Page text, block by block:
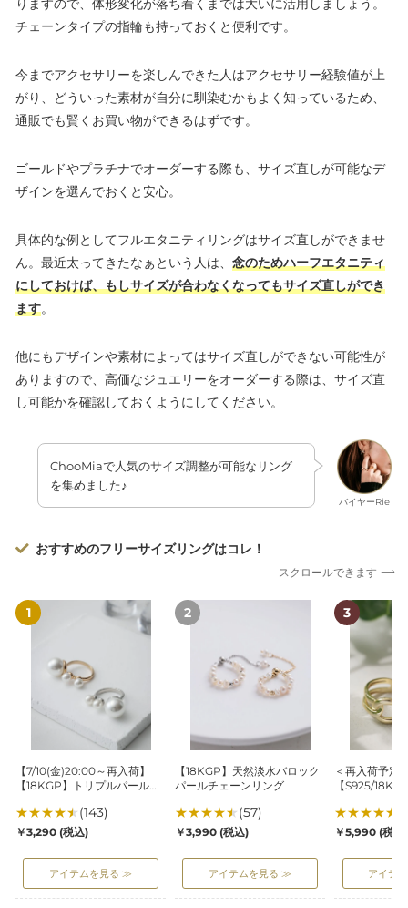
りますので、体形変化が落ち着くまでは大いに活用しましょう。
チェーンタイプの指輪も持っておくと便利です。
今までアクセサリーを楽しんできた人はアクセサリー経験値が上
がり、どういった素材が自分に馴染むかもよく知っているため、
通販でも賢くお買い物ができるはずです。
ゴールドやプラチナでオーダーする際も、サイズ直しが可能なデ
ザインを選んでおくと安心。
具体的な例としてフルエタニティリングはサイズ直しができませ
ん。最近太ってきたなぁという人は、 念のためハーフエタニティ
にしておけば、もしサイズが合わなくなってもサイズ直しができ
ます。
他にもデザインや素材によってはサイズ直しができない可能性が
ありますので、高価なジュエリーをオーダーする際は、サイズ直
し可能かを確認しておくようにしてください。
バイヤーRie
ChooMiaで人気のサイズ調整が可能なリング
を集めました♪
おすすめのフリーサイズリングはコレ！
スクロールできます
【7/10(金)20:00
～
【18KGP】
ル
ー
ル
リ
グ
【7/10(金)20:00～再入荷】
【18KGP】トリプルパールリ
★★★★★(143)
通
価
￥3,290 (税込)
アイテムを見る ≫
【18KGP】
天
パ
ル
チ
ェ
ン
【18KGP】天然淡水バロック
パールチェーンリング
★★★★★(57)
通
価
￥3,990 (税込)
アイテムを見る ≫
＜
再
【S925/
ロ
ス
ツ
ス
＜再入荷予定
【S925/
★★★★★
通
価
￥5,990 (税込)
アイテ